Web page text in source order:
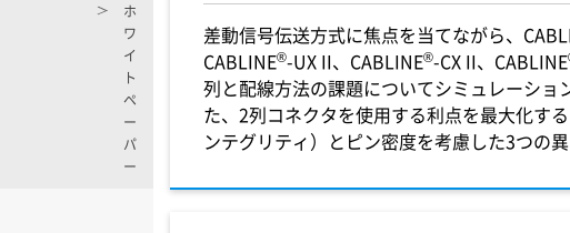
ホ
ワ
イ
ト
ペ
ー
パ
ー
差動信号伝送方式に焦点を当てながら、
CABLINE®-UX II、CABLINE®-CX II、CABLINE
列と配線方法の課題についてシミュレーショ
た、2列コネクタを使用する利点を最大化す
ンテグリティ）とピン密度を考慮した3つの